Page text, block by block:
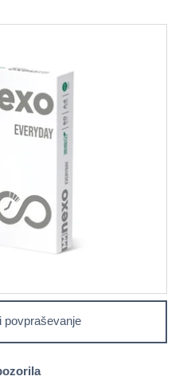
povpraševanje